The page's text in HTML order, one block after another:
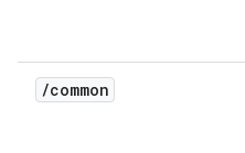
/common